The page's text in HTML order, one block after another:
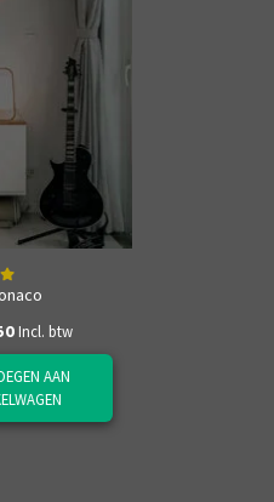
Incl. btw
AAN